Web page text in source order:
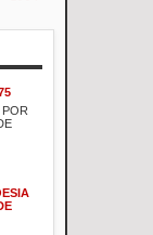
POR